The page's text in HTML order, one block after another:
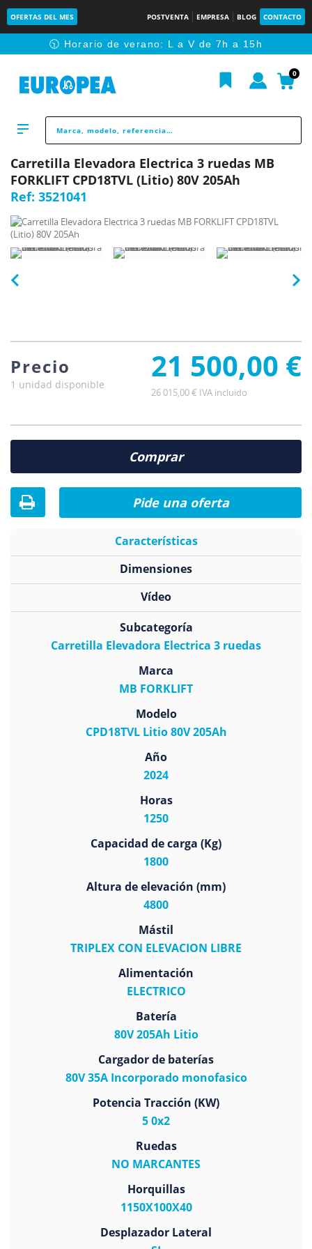
OFERTAS DEL MES POSTVENTA EMPRESA BLOG CONTACTO
🕥 Horario de verano: L a V de 7h a 15h
0
Carretilla Elevadora Electrica 3 ruedas MB
FORKLIFT CPD18TVL (Litio) 80V 205Ah
Ref: 3521041
Precio
1 unidad disponible 21 500,00 €
26 015,00 € IVA incluido
Comprar
Pide una oferta
Características
Subcategoría
Carretilla Elevadora Electrica 3 ruedas
Marca
MB FORKLIFT
Modelo
CPD18TVL Litio 80V 205Ah
Año
2024
Horas
1250
Capacidad de carga (Kg)
1800
Altura de elevación (mm)
4800
Mástil
TRIPLEX CON ELEVACION LIBRE
Alimentación
ELECTRICO
Batería
80V 205Ah Litio
Cargador de baterías
80V 35A Incorporado monofasico
Potencia Tracción (KW)
5 0x2
Ruedas
NO MARCANTES
Horquillas
1150X100X40
Desplazador Lateral
Dimensiones
Vídeo